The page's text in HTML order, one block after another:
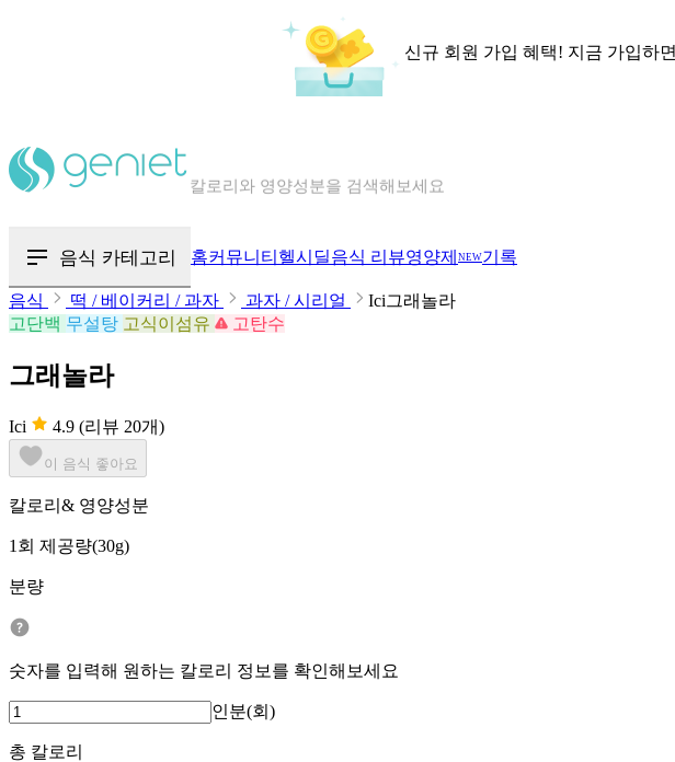
신규 회원 가입 혜택! 지금 가입하면
칼로리와 영양성분을 검색해보세요
음식 카테고리 홈커뮤니티 헬시딜음식 리뷰영양제 NEW기록
음식 떡 / 베이커리 / 과자 과자 / 시리얼
Ici그래놀라
고단백 무설탕 고식이섬유 고탄수
그래놀라
Ici 4.9 (리뷰 20개)
이 음식 좋아요
칼로리& 영양성분
1회 제공량(30g)
분량
숫자를 입력해 원하는 칼로리 정보를 확인해보세요
인분(회)
총 칼로리